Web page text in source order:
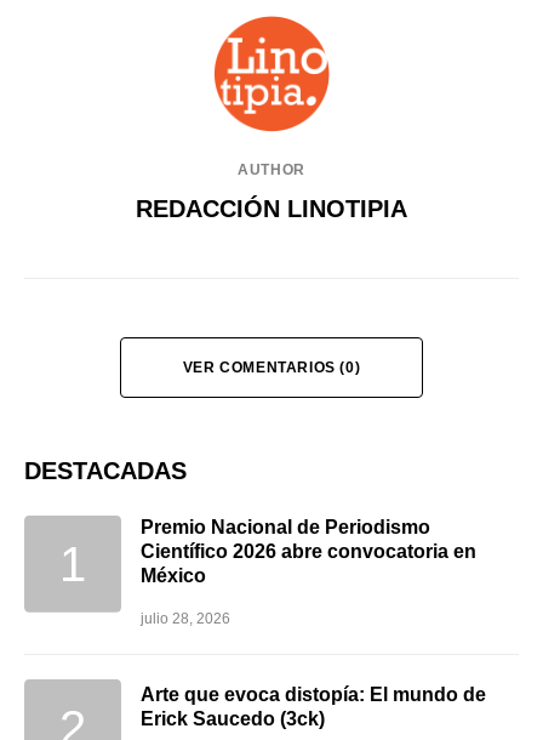
AUTHOR
REDACCIÓN LINOTIPIA
VER COMENTARIOS (0)
DESTACADAS
Premio Nacional de Periodismo
Científico 2026 abre convocatoria en
México
julio 28, 2026
Arte que evoca distopía: El mundo de
Erick Saucedo (3ck)